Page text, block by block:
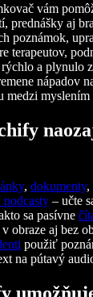
vám
prednášky aj
poznámok,
terapeutov,
a plynulo
nápadov
medzi myslením
, dokumenty,
– učte
sa pasívne
obraze aj bez
použiť
na pútavý